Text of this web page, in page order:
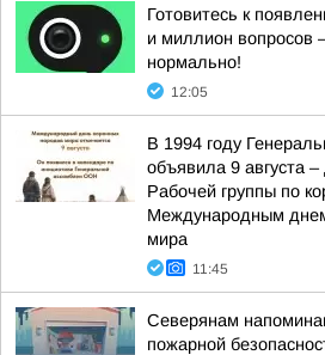
Готовитесь к
и миллион вопросов
нормально!
12:05
В 1994 году
объявила 9 августа
Рабочей группы по
Международным
мира
11:45
Северянам
пожарной